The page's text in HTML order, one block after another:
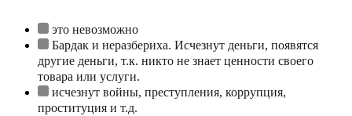
это невозможно
Бардак и неразбериха. Исчезнут деньги, появятся
другие деньги, т.к. никто не знает ценности своего
товара или услуги.
исчезнут войны, преступления, коррупция,
проституция и т.д.